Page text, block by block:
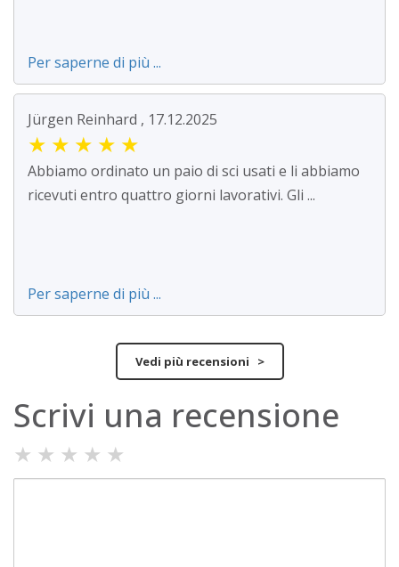
Per saperne di più ...
Jürgen Reinhard , 17.12.2025
★ ★ ★ ★ ★
Abbiamo ordinato un paio di sci usati e li abbiamo
ricevuti entro quattro giorni lavorativi. Gli ...
Per saperne di più ...
Vedi più recensioni >
Scrivi una recensione
★ ★ ★ ★ ★